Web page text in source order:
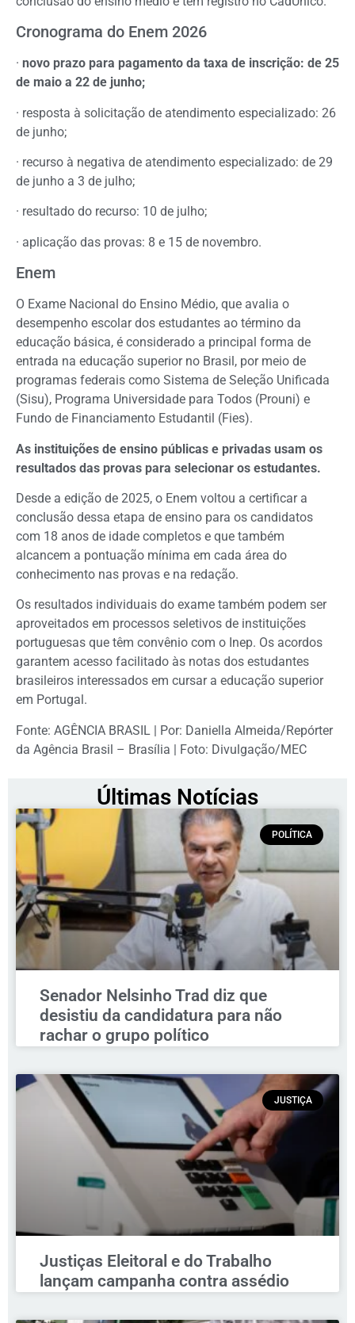
Cronograma do Enem 2026
· novo prazo para pagamento da taxa de inscrição: de 25
de maio a 22 de junho;
· resposta à solicitação de atendimento especializado: 26
de junho;
· recurso à negativa de atendimento especializado: de 29
de junho a 3 de julho;
· resultado do recurso: 10 de julho;
· aplicação das provas: 8 e 15 de novembro.
Enem
O Exame Nacional do Ensino Médio, que avalia o
desempenho escolar dos estudantes ao término da
educação básica, é considerado a principal forma de
entrada na educação superior no Brasil, por meio de
programas federais como Sistema de Seleção Unificada
(Sisu), Programa Universidade para Todos (Prouni) e
Fundo de Financiamento Estudantil (Fies).
As instituições de ensino públicas e privadas usam os
resultados das provas para selecionar os estudantes.
Desde a edição de 2025, o Enem voltou a certificar a
conclusão dessa etapa de ensino para os candidatos
com 18 anos de idade completos e que também
alcancem a pontuação mínima em cada área do
conhecimento nas provas e na redação.
Os resultados individuais do exame também podem ser
aproveitados em processos seletivos de instituições
portuguesas que têm convênio com o Inep. Os acordos
garantem acesso facilitado às notas dos estudantes
brasileiros interessados em cursar a educação superior
em Portugal.
Fonte: AGÊNCIA BRASIL | Por: Daniella Almeida/Repórter
da Agência Brasil – Brasília | Foto: Divulgação/MEC
Últimas Notícias
POLÍTICA
Senador Nelsinho Trad diz que
desistiu da candidatura para não
rachar o grupo político
JUSTIÇA
Justiças Eleitoral e do Trabalho
lançam campanha contra assédio